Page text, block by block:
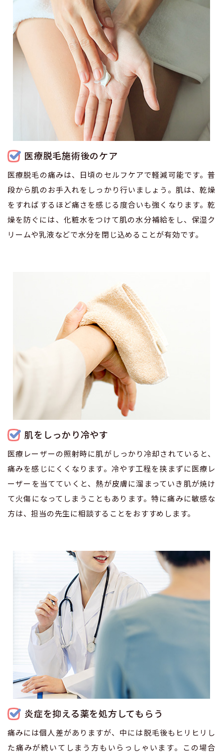
医療脱毛施術後のケア
医療脱毛の痛みは、日頃のセルフケアで軽減可能です。普
段から肌のお手入れをしっかり行いましょう。肌は、乾燥
をすればするほど痛さを感じる度合いも強くなります。乾
燥を防ぐには、化粧水をつけて肌の水分補給をし、保湿ク
リームや乳液などで水分を閉じ込めることが有効です。
肌をしっかり冷やす
医療レーザーの照射時に肌がしっかり冷却されていると、
痛みを感じにくくなります。冷やす工程を挟まずに医療レ
ーザーを当てていくと、熱が皮膚に溜まっていき肌が焼け
て火傷になってしまうこともあります。特に痛みに敏感な
方は、担当の先生に相談することをおすすめします。
炎症を抑える薬を処方してもらう
痛みには個人差がありますが、中には脱毛後もヒリヒリし
た痛みが続いてしまう方もいらっしゃいます。この場合